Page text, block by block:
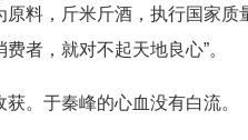
料，斤米斤酒，执行国家质
者，就对不起天地良心”。
于秦峰的心血没有白流。